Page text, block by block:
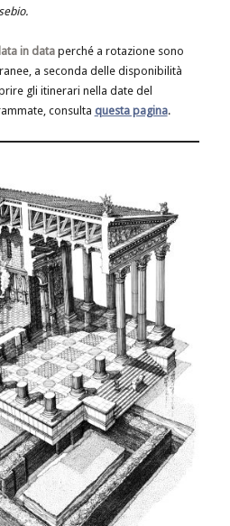
in data perché a rotazione sono
a seconda delle disponibilità
gli itinerari nella date del
consulta questa pagina.